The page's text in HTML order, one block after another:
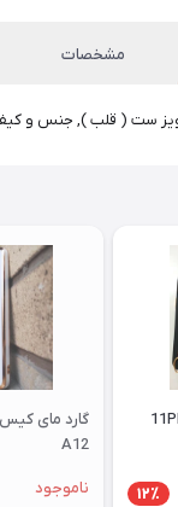
مشخصات
ست ( قلب ), جنس و
12٪
گارد مای
A12
ناموجود